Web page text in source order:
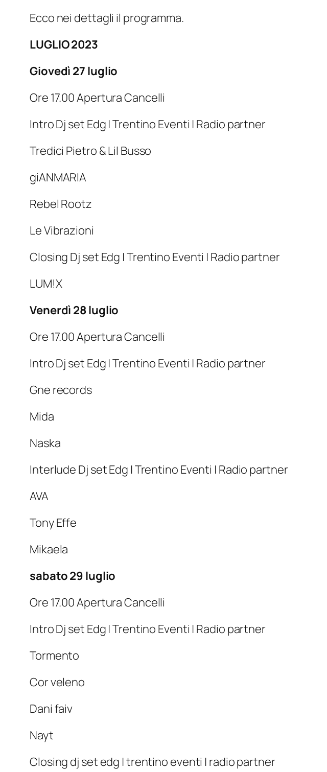
Ecco nei dettagli il programma.
LUGLIO 2023
Giovedì 27 luglio
Ore 17.00 Apertura Cancelli
Intro Dj set Edg | Trentino Eventi | Radio partner
Tredici Pietro & Lil Busso
giANMARIA
Rebel Rootz
Le Vibrazioni
Closing Dj set Edg | Trentino Eventi | Radio partner
LUM!X
Venerdì 28 luglio
Ore 17.00 Apertura Cancelli
Intro Dj set Edg | Trentino Eventi | Radio partner
Gne records
Mida
Naska
Interlude Dj set Edg | Trentino Eventi | Radio partner
AVA
Tony Effe
Mikaela
sabato 29 luglio
Ore 17.00 Apertura Cancelli
Intro Dj set Edg | Trentino Eventi | Radio partner
Tormento
Cor veleno
Dani faiv
Nayt
Closing dj set edg | trentino eventi | radio partner